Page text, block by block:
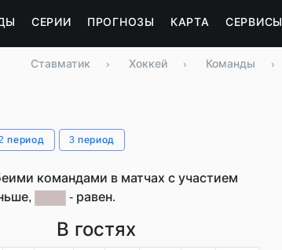
СЕРИИ ПРОГНОЗЫ КАРТА СЕРВИСЫ
Ставматик › Хоккей › Команды ›
период 3 период
командами в матчах с участием
- равен.
В гостях